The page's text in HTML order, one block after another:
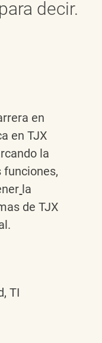
decir.
en
en TJX
la
la
de TJX
TI